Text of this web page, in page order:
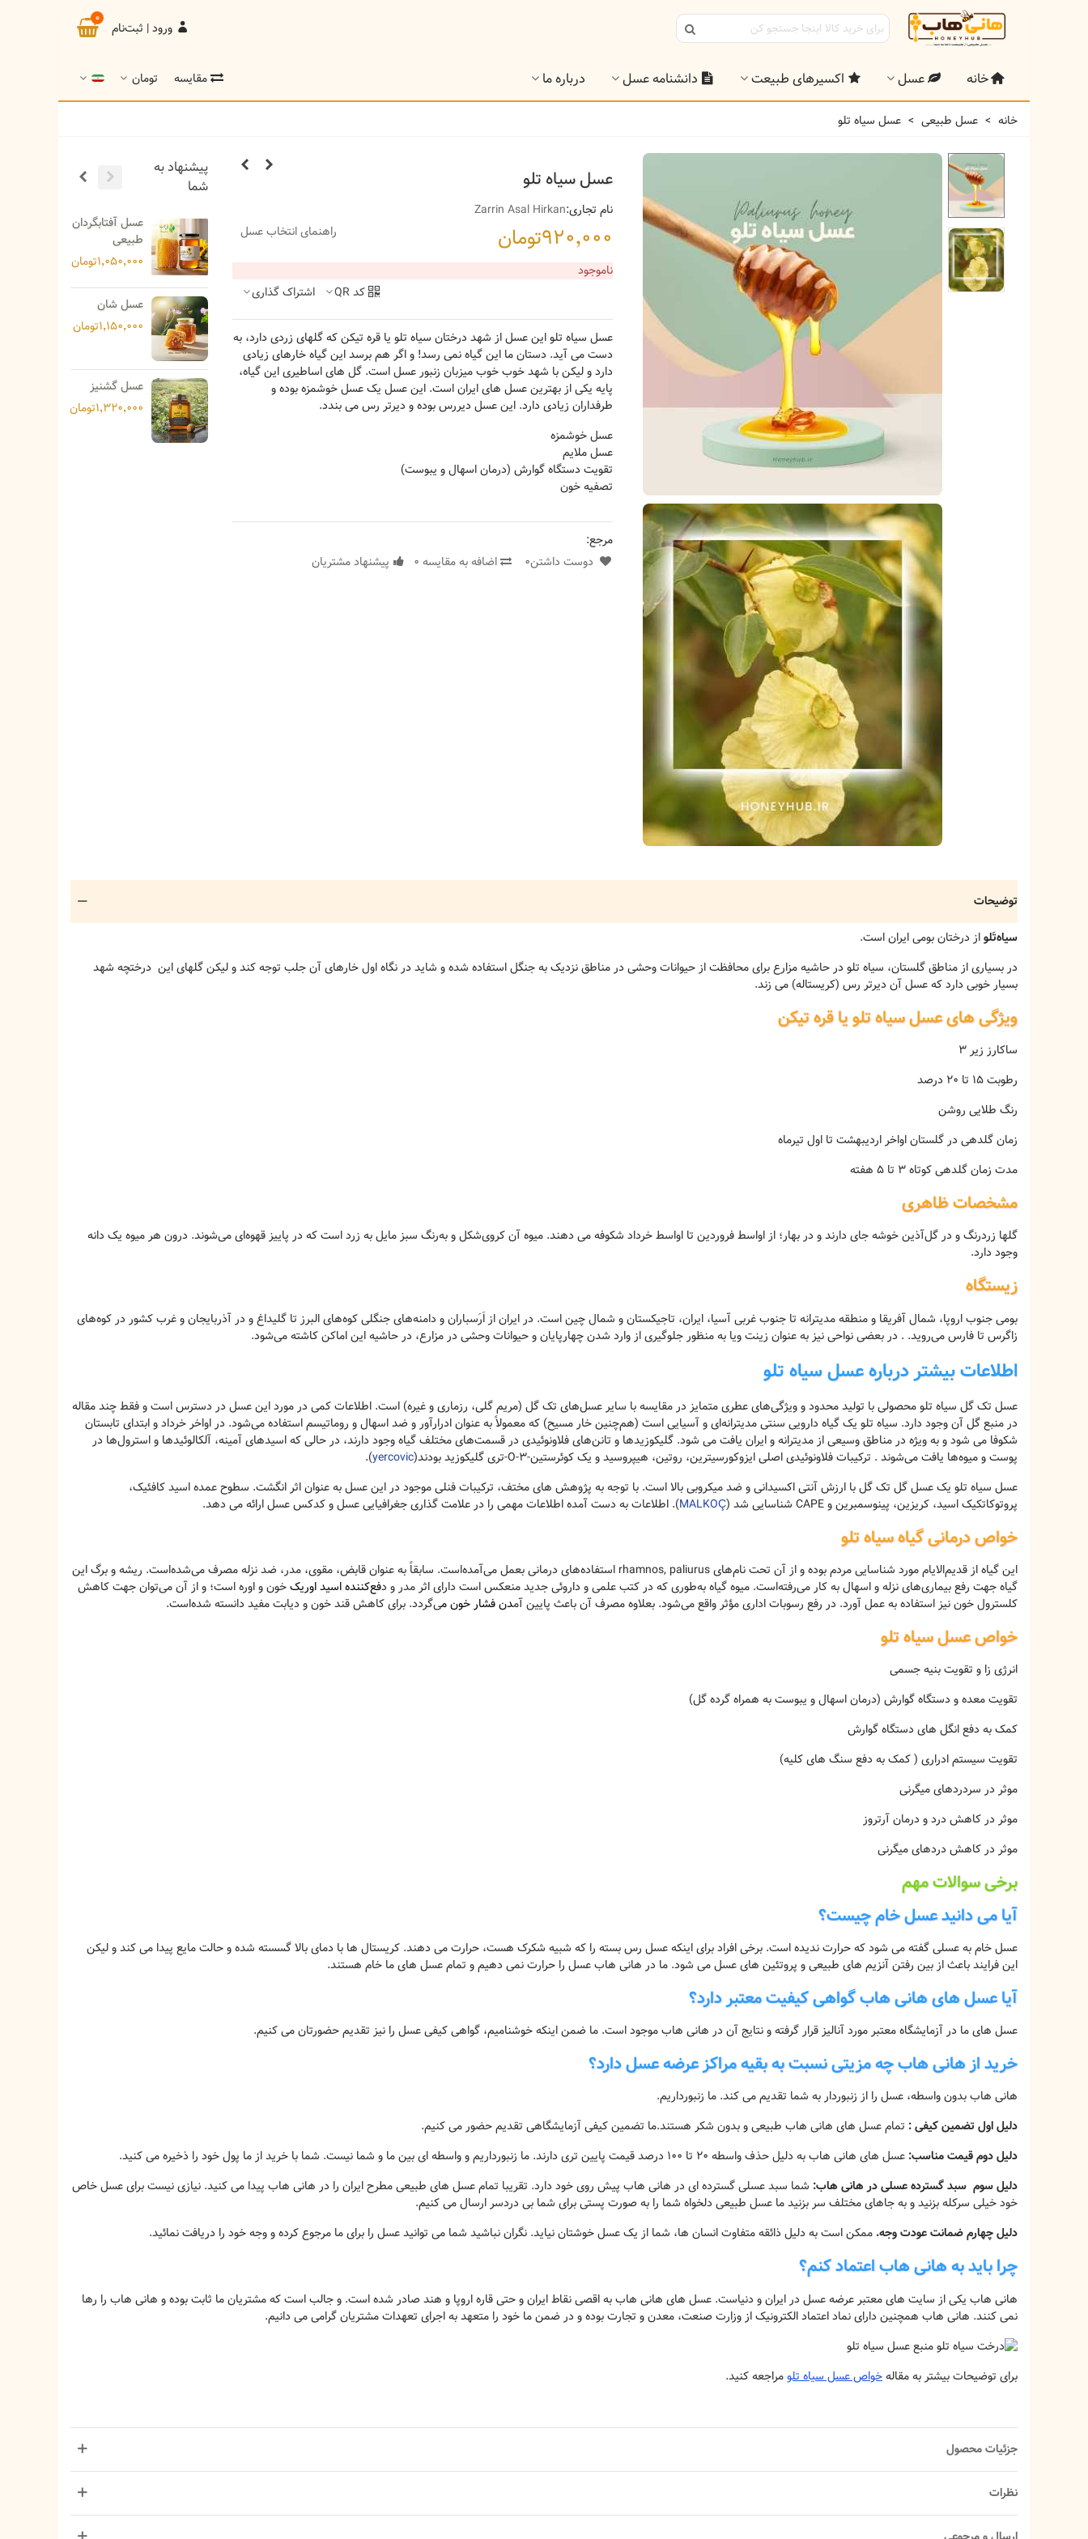
ورود | ثبت‌نام
0
خانه عسل اکسیرهای طبیعت دانشنامه عسل درباره ما مقایسه تومان
خانه > عسل طبیعی > عسل سیاه تلو
عسل سیاه تلو
نام تجاری:Zarrin Asal Hirkan
۹۲۰٬۰۰۰تومان
راهنمای انتخاب عسل
ناموجود
کد QR
اشتراک گذاری
عسل سیاه تلو این عسل از شهد درختان سیاه تلو یا قره تیکن که گلهای زردی دارد، به
دست می آید. دستان ما این گیاه نمی رسد! و اگر هم برسد این گیاه خارهای زیادی
دارد و لیکن با شهد خوب خوب میزبان زنبور عسل است. گل های اساطیری این گیاه،
پایه یکی از بهترین عسل های ایران است. این عسل یک عسل خوشمزه بوده و
طرفداران زیادی دارد. این عسل دیررس بوده و دیرتر رس می بندد.
عسل خوشمزه
عسل ملایم
تقویت دستگاه گوارش (درمان اسهال و یبوست)
تصفیه خون
مرجع:
دوست داشتن0 اضافه به مقایسه 0 پیشنهاد مشتریان
پیشنهاد به
شما
عسل آفتابگردان
طبیعی
۱٬۰۵۰٬۰۰۰تومان
عسل شان
۱٬۱۵۰٬۰۰۰تومان
عسل گشنیز
۱٬۳۲۰٬۰۰۰تومان
توضیحات
سیاه‌تَلواز درختان بومی ایران است.
در بسیاری از مناطق گلستان، سیاه تلو در حاشیه مزارع برای محافظت از حیوانات وحشی در مناطق نزدیک به جنگل استفاده شده و شاید در نگاه اول خارهای آن جلب توجه کند و لیکن گلهای این درختچه شهد
بسیار خوبی دارد که عسل آن دیرتر رس (کریستاله) می زند.
ویژگی های عسل سیاه تلو یا قره تیکن
ساکارز زیر 3
رطوبت 15 تا 20 درصد
رنگ طلایی روشن
زمان گلدهی در گلستان اواخر اردیبهشت تا اول تیرماه
مدت زمان گلدهی کوتاه 3 تا 5 هفته
مشخصات ظاهری
گلها زردرنگ و در گل‌آذین خوشه جای دارند و در بهار؛ از اواسط فروردین تا اواسط خرداد شکوفه می دهند. میوه آن کروی‌شکل و به‌رنگ سبز مایل به زرد است که در پاییز قهوه‌ای می‌شوند. درون هر میوه یک دانه
وجود دارد.
زیستگاه
بومی جنوب اروپا، شمال آفریقا و منطقه مدیترانه تا جنوب غربی آسیا، ایران، تاجیکستان و شمال چین است. در ایران از اَرَسباران و دامنه‌های جنگلی کوه‌های البرز تا گلیداغ و در آذربایجان و غرب کشور در کوه‌های
زاگرس تا فارس می‌روید. . در بعضی نواحی نیز به عنوان زینت ویا به منظور جلوگیری از وارد شدن چهارپایان و حیوانات وحشی در مزارع، در حاشیه این اماکن کاشته می‌شود.
اطلاعات بیشتر درباره عسل سیاه تلو
عسل تک گل سیاه تلو محصولی با تولید محدود و ویژگی‌های عطری متمایز در مقایسه با سایر عسل‌های تک گل (مریم گلی، رزماری و غیره) است. اطلاعات کمی در مورد این عسل در دسترس است و فقط چند مقاله
در منبع گل آن وجود دارد. سیاه تلو یک گیاه دارویی سنتی مدیترانه‌ای و آسیایی است (هم‌چنین خار مسیح) که معمولاً به عنوان ادرارآور و ضد اسهال و روماتیسم استفاده می‌شود. در اواخر خرداد و ابتدای تابستان
شکوفا می شود و به ویژه در مناطق وسیعی از مدیترانه و ایران یافت می شود. گلیکوزیدها و تانن‌های فلاونوئیدی در قسمت‌های مختلف گیاه وجود دارند، در حالی که اسیدهای آمینه، آلکالوئیدها و استرول‌ها در
پوست و میوه‌ها یافت می‌شوند . ترکیبات فلاونوئیدی اصلی ایزوکورسیترین، روتین، هیپروسید و یک کوئرستین-3-O-تری گلیکوزید بودند(
yercovic
).
عسل سیاه تلو یک عسل گل تک گل با ارزش آنتی اکسیدانی و ضد میکروبی بالا است. با توجه به پژوهش های مختف، ترکیبات فنلی موجود در این عسل به عنوان اثر انگشت. سطوح عمده اسید کافئیک،
پروتوکاتکیک اسید، کریزین، پینوسمبرین و CAPE شناسایی شد (
MALKOÇ). اطلاعات به دست آمده اطلاعات مهمی را در علامت گذاری جغرافیایی عسل و کدکس عسل ارائه می دهد.
خواص درمانی گیاه سیاه تلو
این گیاه از قدیم‌الایام مورد شناسایی مردم بوده و از آن تحت نام‌های rhamnos, paliurus استفاده‌های درمانی بعمل می‌آمده‌است. سابقاً به عنوان قابض، مقوی، مدر، ضد نزله مصرف می‌شده‌است. ریشه و برگ این
گیاه جهت رفع بیماری‌های نزله و اسهال به کار می‌رفته‌است. میوه گیاه به‌طوری که در کتب علمی و داروئی جدید منعکس است دارای اثر مدر و دفع‌کننده اسید اوریکخون و اوره است؛ و از آن می‌توان جهت کاهش
کلسترول خون نیز استفاده به عمل آورد. در رفع رسوبات اداری مؤثر واقع می‌شود. بعلاوه مصرف آن باعث پایین آمدن فشار خون می‌گردد. برای کاهش قند خون و دیابت مفید دانسته شده‌است.
خواص عسل سیاه تلو
انرژی زا و تقویت بنیه جسمی
تقویت معده و دستگاه گوارش (درمان اسهال و یبوست به همراه گرده گل)
کمک به دفع انگل های دستگاه گوارش
تقویت سیستم ادراری ( کمک به دفع سنگ های کلیه)
موثر در سردردهای میگرنی
موثر در کاهش درد و درمان آرتروز
موثر در کاهش دردهای میگرنی
برخی سوالات مهم
آیا می دانید عسل خام چیست؟
عسل خام به عسلی گفته می شود که حرارت ندیده است. برخی افراد برای اینکه عسل رس بسته را که شبیه شکرک هست، حرارت می دهند. کریستال ها با دمای بالا گسسته شده و حالت مایع پیدا می کند و لیکن
این فرایند باعث از بین رفتن آنزیم های طبیعی و پروتئین های عسل می شود. ما در هانی هاب عسل را حرارت نمی دهیم و تمام عسل های ما خام هستند.
آیا عسل های هانی هاب گواهی کیفیت معتبر دارد؟
عسل های ما در آزمایشگاه معتبر مورد آنالیز قرار گرفته و نتایج آن در هانی هاب موجود است. ما ضمن اینکه خوشنامیم، گواهی کیفی عسل را نیز تقدیم حضورتان می کنیم.
خرید از هانی هاب چه مزیتی نسبت به بقیه مراکز عرضه عسل دارد؟
هانی هاب بدون واسطه، عسل را از زنبوردار به شما تقدیم می کند. ما زنبورداریم.
دلیل اول تضمین کیفی : تمام عسل های هانی هاب طبیعی و بدون شکر هستند.ما تضمین کیفی آزمایشگاهی تقدیم حضور می کنیم.
دلیل دوم قیمت مناسب: عسل های هانی هاب به دلیل حذف واسطه 20 تا 100 درصد قیمت پایین تری دارند. ما زنبورداریم و واسطه ای بین ما و شما نیست. شما با خرید از ما پول خود را ذخیره می کنید.
دلیل سوم سبد گسترده عسلی در هانی هاب: شما سبد عسلی گسترده ای در هانی هاب پیش روی خود دارد. تقریبا تمام عسل های طبیعی مطرح ایران را در هانی هاب پیدا می کنید. نیازی نیست برای عسل خاص
خود خیلی سرکله بزنید و به جاهای مختلف سر بزنید ما عسل طبیعی دلخواه شما را به صورت پستی برای شما بی دردسر ارسال می کنیم.
دلیل چهارم ضمانت عودت وجه. ممکن است به دلیل ذائقه متفاوت انسان ها، شما از یک عسل خوشتان نیاید. نگران نباشید شما می توانید عسل را برای ما مرجوع کرده و وجه خود را دریافت نمائید.
چرا باید به هانی هاب اعتماد کنم؟
هانی هاب یکی از سایت های معتبر عرضه عسل در ایران و دنیاست. عسل های هانی هاب به اقصی نقاط ایران و حتی قاره اروپا و هند صادر شده است. و جالب است که مشتریان ما ثابت بوده و هانی هاب را رها
نمی کنند. هانی هاب همچنین دارای نماد اعتماد الکترونیک از وزارت صنعت، معدن و تجارت بوده و در ضمن ما خود را متعهد به اجرای تعهدات مشتریان گرامی می دانیم.
برای توضیحات بیشتر به مقالهخواص عسل سیاه تلومراجعه کنید.
جزئیات محصول
نظرات